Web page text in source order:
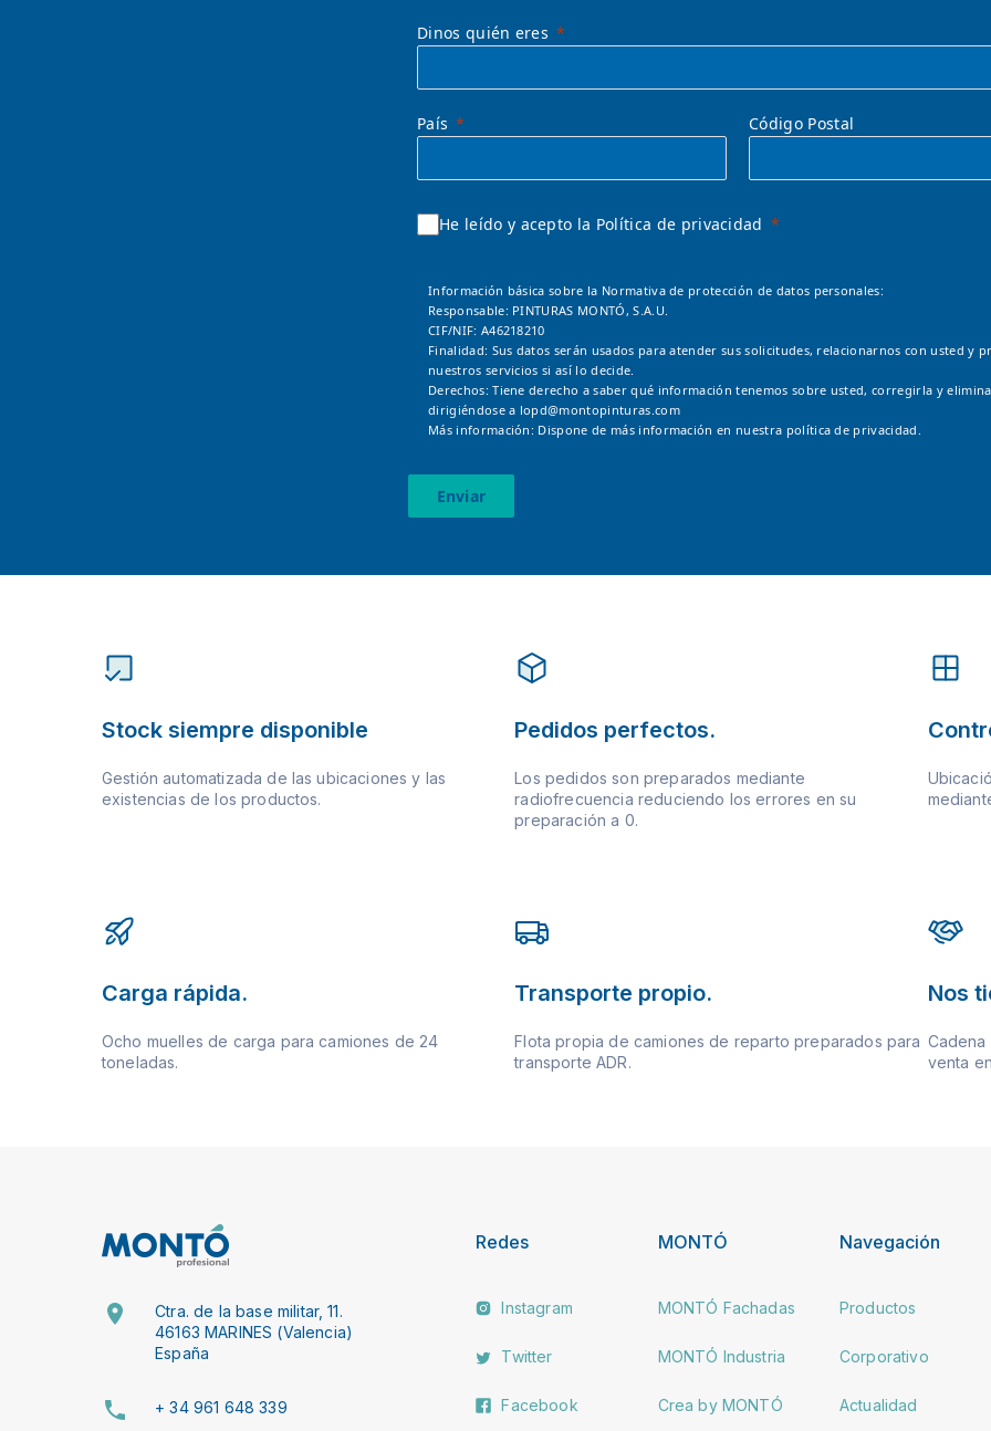
Dinos quién eres
País Código Postal
He leído y acepto la Política de privacidad
Información básica sobre la Normativa de protección de datos personales:
Responsable: PINTURAS MONTÓ, S.A.U.
CIF/NIF: A46218210
Finalidad: Sus datos serán usados para atender sus solicitudes, relacionarnos con usted y
nuestros servicios si así lo decide.
Derechos: Tiene derecho a saber qué información tenemos sobre usted, corregirla y
dirigiéndose a lopd@montopinturas.com
Más información: Dispone de más información en nuestra política de privacidad.
Enviar
Stock siempre disponible
Gestión automatizada de las ubicaciones y las
existencias de los productos.
Pedidos perfectos.
Los pedidos son preparados mediante
radiofrecuencia reduciendo los errores en su
preparación a 0.
Carga rápida.
Ocho muelles de carga para camiones de 24
toneladas.
Transporte propio.
Flota propia de camiones de reparto preparados para
transporte ADR.
Nos
venta
Ctra. de la base militar, 11.
46163 MARINES (Valencia)
España
+ 34 961 648 339
Redes
Instagram
Twitter
Facebook
MONTÓ
MONTÓ Fachadas
MONTÓ Industria
Crea by MONTÓ
Navegación
Productos
Corporativo
Actualidad